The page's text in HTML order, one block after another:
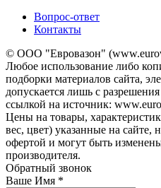
Вопрос-ответ
Контакты
© ООО "Евровазон"
Любое использование либо
подборки материалов сайта,
допускается лишь с
ссылкой на источник:
Цены на товары,
вес, цвет) указанные на сайте,
офертой и могут быть
производителя.
Обратный звонок
Ваше Имя *